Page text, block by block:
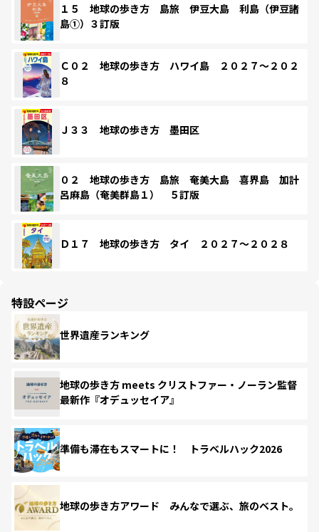
１５ 地球の歩き方 島旅 伊豆大島 利島（伊豆諸
島①）３訂版
Ｃ０２ 地球の歩き方 ハワイ島 ２０２７～２０２
８
Ｊ３３ 地球の歩き方 墨田区
０２ 地球の歩き方 島旅 奄美大島 喜界島 加計
呂麻島（奄美群島１） ５訂版
Ｄ１７ 地球の歩き方 タイ ２０２７～２０２８
特設ページ
世界遺産ランキング
地球の歩き方 meets クリストファー・ノーラン監督
最新作『オデュッセイア』
準備も滞在もスマートに！ トラベルハック2026
地球の歩き方アワード みんなで選ぶ、旅のベスト。